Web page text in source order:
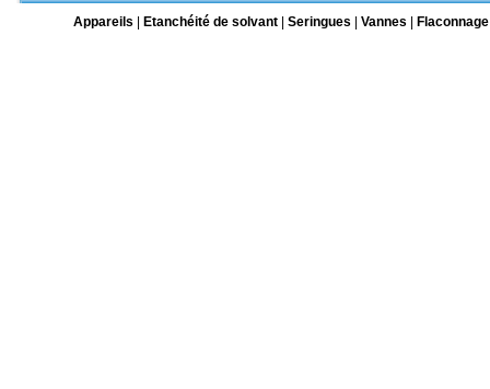
Appareils
Etanchéité de solvant Seringues Vannes Flaconnage